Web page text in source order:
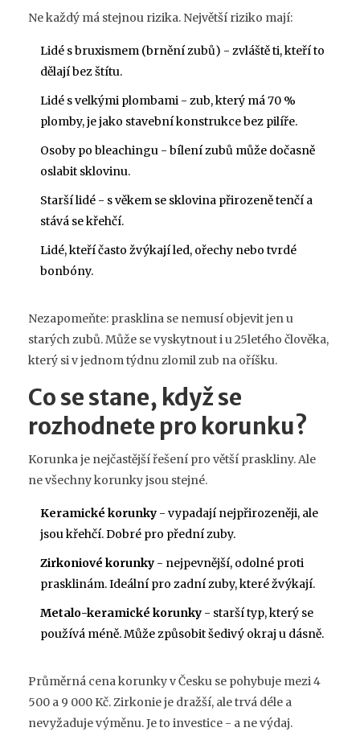
Ne každý má stejnou rizika. Největší riziko mají:
Lidé s bruxismem (brnění zubů) - zvláště ti, kteří to
dělají bez štítu.
Lidé s velkými plombami - zub, který má 70 %
plomby, je jako stavební konstrukce bez pilíře.
Osoby po bleachingu - bílení zubů může dočasně
oslabit sklovinu.
Starší lidé - s věkem se sklovina přirozeně tenčí a
stává se křehčí.
Lidé, kteří často žvýkají led, ořechy nebo tvrdé
bonbóny.
Nezapomeňte: prasklina se nemusí objevit jen u
starých zubů. Může se vyskytnout i u 25letého člověka,
který si v jednom týdnu zlomil zub na oříšku.
Co se stane, když se
rozhodnete pro korunku?
Korunka je nejčastější řešení pro větší praskliny. Ale
ne všechny korunky jsou stejné.
Keramické korunky - vypadají nejpřirozeněji, ale
jsou křehčí. Dobré pro přední zuby.
Zirkoniové korunky - nejpevnější, odolné proti
prasklinám. Ideální pro zadní zuby, které žvýkají.
Metalo-keramické korunky - starší typ, který se
používá méně. Může způsobit šedivý okraj u dásně.
Průměrná cena korunky v Česku se pohybuje mezi 4
500 a 9 000 Kč. Zirkonie je dražší, ale trvá déle a
nevyžaduje výměnu. Je to investice - a ne výdaj.